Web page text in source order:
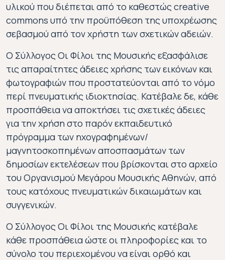
υλικού που διέπεται από το καθεστώς creative
commons υπό την προϋπόθεση της υποχρέωσης
σεβασμού από τον χρήστη των σχετικών αδειών.
Ο Σύλλογος Οι Φίλοι της Μουσικής εξασφάλισε
τις απαραίτητες άδειες χρήσης των εικόνων και
φωτογραφιών που προστατεύονται από το νόμο
περί πνευματικής ιδιοκτησίας. Κατέβαλε δε, κάθε
προσπάθεια να αποκτήσει τις σχετικές άδειες
για την χρήση στο παρόν εκπαιδευτικό
πρόγραμμα των ηχογραφημένων/
μαγνητοσκοπημένων αποσπασμάτων των
δημοσίων εκτελέσεων που βρίσκονται στο αρχείο
του Οργανισμού Μεγάρου Μουσικής Αθηνών, από
τους κατόχους πνευματικών δικαιωμάτων και
συγγενικών.
Ο Σύλλογος Οι Φίλοι της Μουσικής κατέβαλε
κάθε προσπάθεια ώστε οι πληροφορίες και το
σύνολο του περιεχομένου να είναι ορθό και